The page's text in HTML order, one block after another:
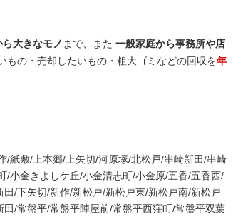
大きなモノ まで、また 一般家庭から事務所や店
もの・売却したいもの・粗大ゴミなどの回収を年
/紙敷/上本郷/上矢切/河原塚/北松戸/串崎新田/串崎
/小金きよしケ丘/小金清志町/小金原/五香/五香西/
/下矢切/新作/新松戸/新松戸東/新松戸南/新松戸
/常盤平/常盤平陣屋前/常盤平西窪町/常盤平双葉